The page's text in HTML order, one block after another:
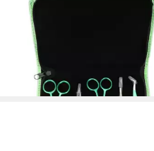
Scheren-Set - Schneideset 5-tlg
grün-metallic mit Etui, (Set, 5 tlg)
39,90 €
lieferbar - in 2-3 Werktagen bei dir